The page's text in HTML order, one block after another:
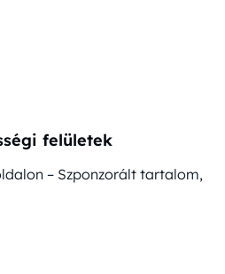
felületek
– Szponzorált tartalom,